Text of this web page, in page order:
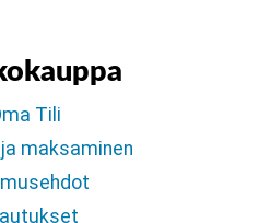
Tili
maksaminen